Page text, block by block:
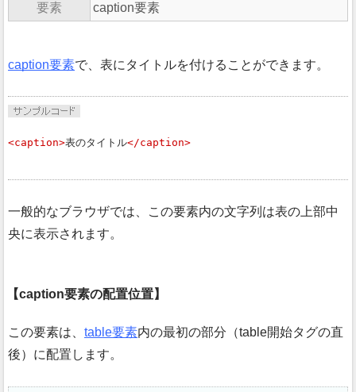
要素 caption要素
caption要素で、表にタイトルを付けることができます。
<caption>表のタイトル</caption>
一般的なブラウザでは、この要素内の文字列は表の上部中
央に表示されます。
caption要素の配置位置
この要素は、 table要素内の最初の部分（table開始タグの直
後）に配置します。